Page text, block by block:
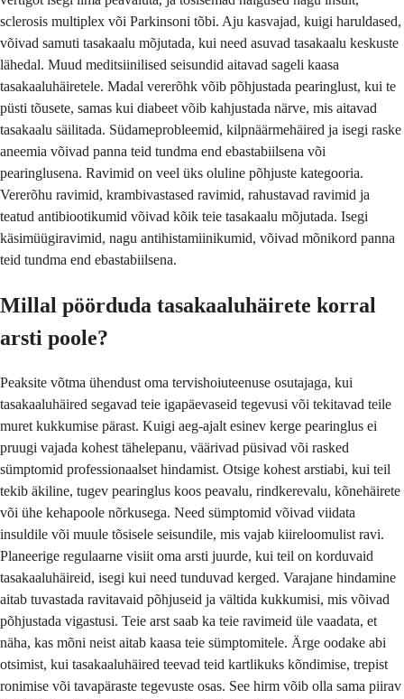
sclerosis multiplex või Parkinsoni tõbi. Aju kasvajad, kuigi haruldased,
võivad samuti tasakaalu mõjutada, kui need asuvad tasakaalu keskuste
lähedal. Muud meditsiinilised seisundid aitavad sageli kaasa
tasakaaluhäiretele. Madal vererõhk võib põhjustada pearinglust, kui te
püsti tõusete, samas kui diabeet võib kahjustada närve, mis aitavad
tasakaalu säilitada. Südameprobleemid, kilpnäärmehäired ja isegi raske
aneemia võivad panna teid tundma end ebastabiilsena või
pearinglusena. Ravimid on veel üks oluline põhjuste kategooria.
Vererõhu ravimid, krambivastased ravimid, rahustavad ravimid ja
teatud antibiootikumid võivad kõik teie tasakaalu mõjutada. Isegi
käsimüügiravimid, nagu antihistamiinikumid, võivad mõnikord panna
teid tundma end ebastabiilsena.
Millal pöörduda tasakaaluhäirete korral
arsti poole?
Peaksite võtma ühendust oma tervishoiuteenuse osutajaga, kui
tasakaaluhäired segavad teie igapäevaseid tegevusi või tekitavad teile
muret kukkumise pärast. Kuigi aeg-ajalt esinev kerge pearinglus ei
pruugi vajada kohest tähelepanu, väärivad püsivad või rasked
sümptomid professionaalset hindamist. Otsige kohest arstiabi, kui teil
tekib äkiline, tugev pearinglus koos peavalu, rindkerevalu, kõnehäirete
või ühe kehapoole nõrkusega. Need sümptomid võivad viidata
insuldile või muule tõsisele seisundile, mis vajab kiireloomulist ravi.
Planeerige regulaarne visiit oma arsti juurde, kui teil on korduvaid
tasakaaluhäireid, isegi kui need tunduvad kerged. Varajane hindamine
aitab tuvastada ravitavaid põhjuseid ja vältida kukkumisi, mis võivad
põhjustada vigastusi. Teie arst saab ka teie ravimeid üle vaadata, et
näha, kas mõni neist aitab kaasa teie sümptomitele. Ärge oodake abi
otsimist, kui tasakaaluhäired teevad teid kartlikuks kõndimise, trepist
ronimise või tavapäraste tegevuste osas. See hirm võib olla sama piirav